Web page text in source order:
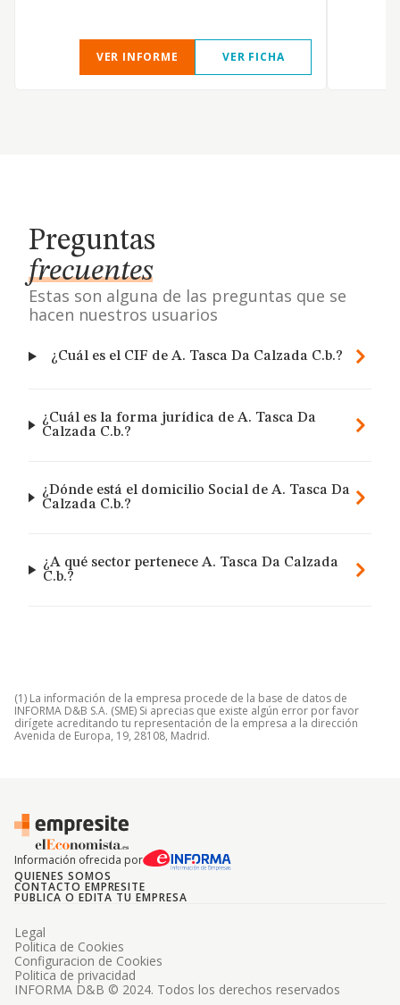
VER INFORME VER FICHA
Preguntas
frecuentes
Estas son alguna de las preguntas que se
hacen nuestros usuarios
¿Cuál es el CIF de A. Tasca Da Calzada C.b.?
¿Cuál es la forma jurídica de A. Tasca Da
Calzada C.b.?
¿Dónde está el domicilio Social de A. Tasca Da
Calzada C.b.?
¿A qué sector pertenece A. Tasca Da Calzada
C.b.?
(1) La información de la empresa procede de la base de datos de
INFORMA D&B S.A. (SME) Si aprecias que existe algún error por favor
dirígete acreditando tu representación de la empresa a la dirección
Avenida de Europa, 19, 28108, Madrid.
Información ofrecida por
QUIENES SOMOS
CONTACTO EMPRESITE
PUBLICA O EDITA TU EMPRESA
INFORMA D&B © 2024. Todos los derechos reservados
Legal
Politica de Cookies
Configuracion de Cookies
Politica de privacidad